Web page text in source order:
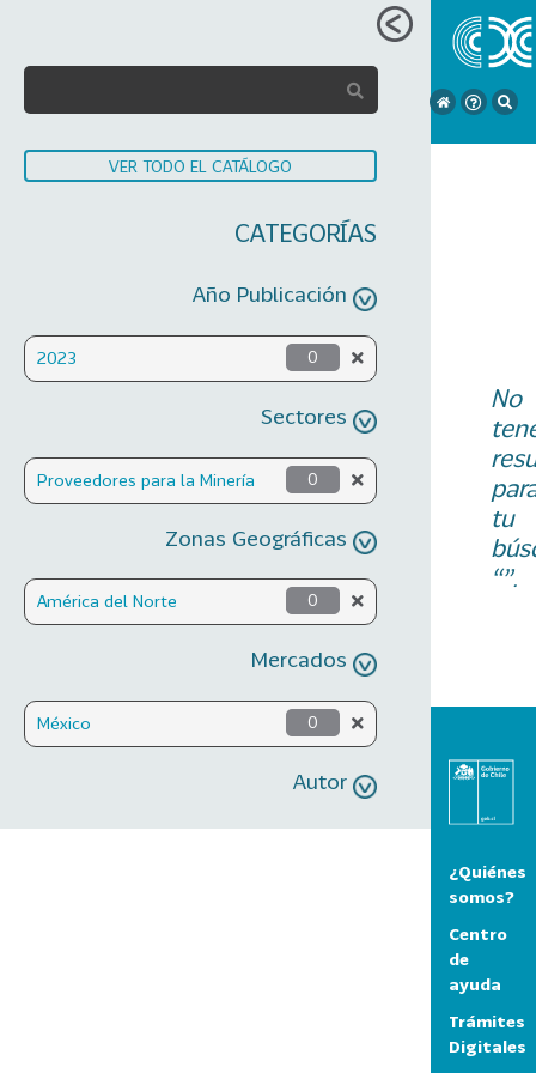
VER TODO EL CATÁLOGO
CATEGORÍAS
Año Publicación
2023 0
Sectores
Proveedores para la Minería 0
Zonas Geográficas
América del Norte 0
Mercados
México 0
Autor
No
tu
“”.
¿Quiénes
somos?
Centro
de
ayuda
Trámites
Digitales